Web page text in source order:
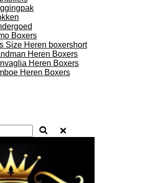
Boxers
Size Heren boxershort
Heren Boxers
Heren Boxers
Heren Boxers